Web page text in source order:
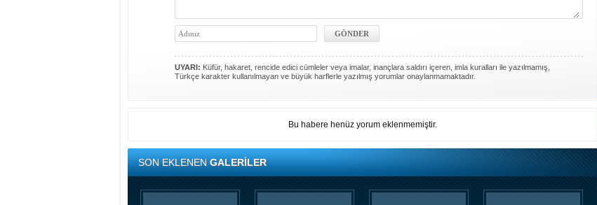
UYARI: Küfür, hakaret, rencide edici cümleler veya imalar, inançlara saldırı içeren, imla kuralları ile yazılmamış,
Türkçe karakter kullanılmayan ve büyük harflerle yazılmış yorumlar onaylanmamaktadır.
Bu habere henüz yorum eklenmemiştir.
SON EKLENENGALERİLER